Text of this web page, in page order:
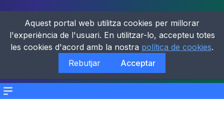
Menu
Aquest portal web utilitza cookies per millorar
l'experiència de l'usuari. En utilitzar-lo, accepteu totes
les cookies d'acord amb la nostra política de cookies.
Rebutjar
Acceptar